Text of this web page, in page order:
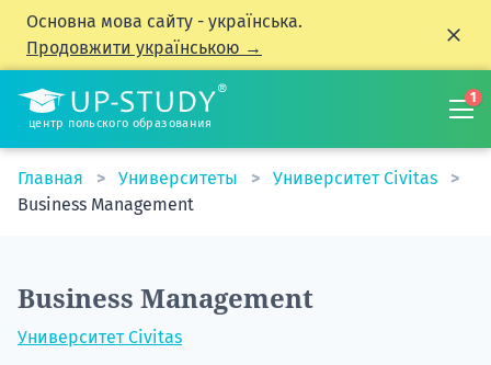
Основна мова сайту - українська.
Продовжити українською →
центр польского образования
1
Главная Университеты
Университет Civitas
Business Management
Business Management
Университет Civitas